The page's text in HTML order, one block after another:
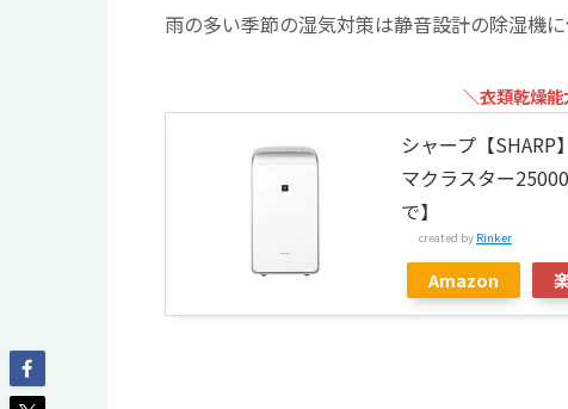
雨の多い季節の湿気対策は静音設計の除湿機
＼衣類乾燥
シャープ【
マクラスター
で】
created by Rinker
Amazon